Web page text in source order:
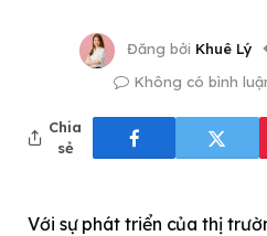
Đăng bởi Khuê Lý
Không có bình
Chia
sẻ
Với sự phát triển của thị